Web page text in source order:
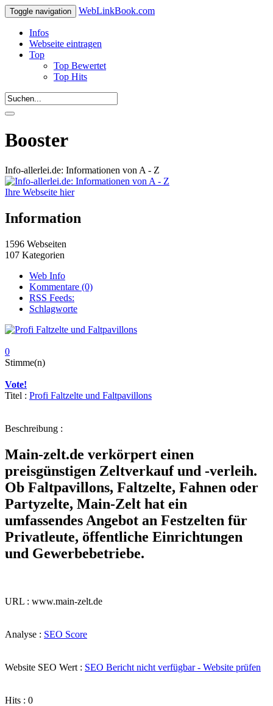
Toggle navigation WebLinkBook.com
Infos
Webseite eintragen
Top
Top Bewertet
Top Hits
Booster
Info-allerlei.de: Informationen von A - Z
Ihre Webseite hier
Information
1596 Webseiten
107 Kategorien
Web Info
Kommentare (0)
RSS Feeds:
Schlagworte
0
Stimme(n)
Vote!
Titel : Profi Faltzelte und Faltpavillons
Beschreibung :
Main-zelt.de verkörpert einen
preisgünstigen Zeltverkauf und -verleih.
Ob Faltpavillons, Faltzelte, Fahnen oder
Partyzelte, Main-Zelt hat ein
umfassendes Angebot an Festzelten für
Privatleute, öffentliche Einrichtungen
und Gewerbebetriebe.
URL : www.main-zelt.de
Analyse : SEO Score
Website SEO Wert : SEO Bericht nicht verfügbar - Website prüfen
Hits : 0